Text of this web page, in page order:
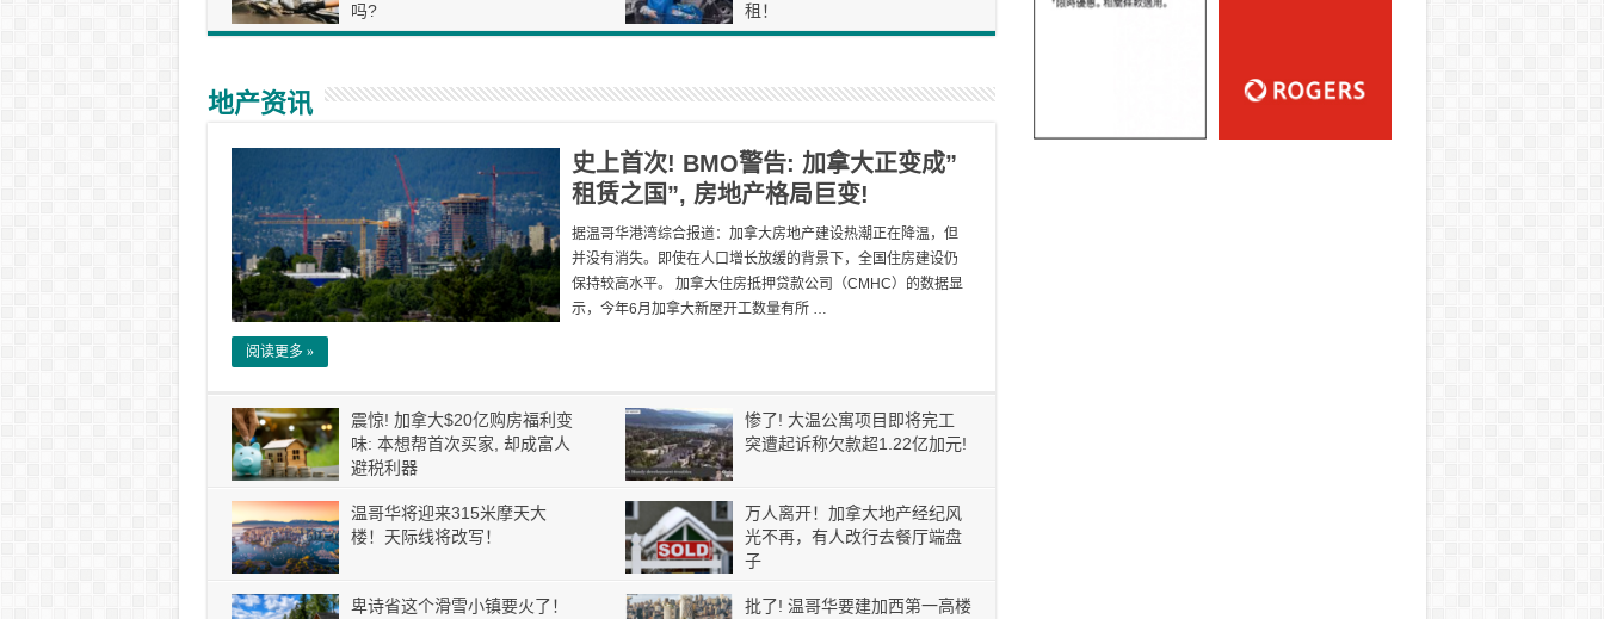
吗?
租！
地产资讯
史上首次! BMO警告: 加拿大正变成”
租赁之国”, 房地产格局巨变!
据温哥华港湾综合报道：加拿大房地产建设热潮正在降温，但
并没有消失。即使在人口增长放缓的背景下，全国住房建设仍
保持较高水平。 加拿大住房抵押贷款公司（CMHC）的数据显
示，今年6月加拿大新屋开工数量有所 …
阅读更多 »
震惊! 加拿大$20亿购房福利变
味: 本想帮首次买家, 却成富人
避税利器
惨了! 大温公寓项目即将完工
突遭起诉称欠款超1.22亿加元!
温哥华将迎来315米摩天大
楼！天际线将改写！
万人离开！加拿大地产经纪风
光不再，有人改行去餐厅端盘
子
卑诗省这个滑雪小镇要火了！
批了! 温哥华要建加西第一高楼